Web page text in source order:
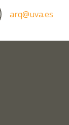
arq@uva.es